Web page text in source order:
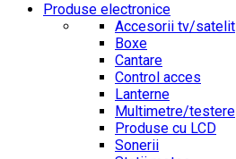
Produse electronice
Accesorii tv/satelit
Boxe
Cantare
Control acces
Lanterne
Multimetre/testere
Produse cu LCD
Sonerii